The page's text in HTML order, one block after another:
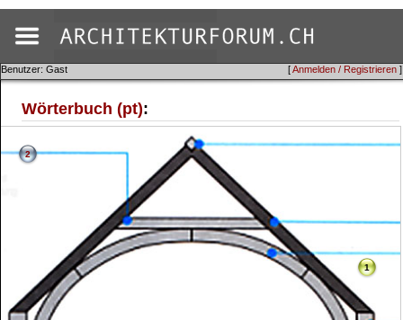
[Anmelden / Registrieren ]
Benutzer: Gast
Wörterbuch (pt):
1
2